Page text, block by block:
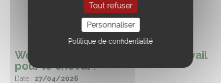
Webconférence : Le sport, un travail
pour le cheval ?
Date : 27/04/2026
Tout refuser
Personnaliser
Politique de confidentialité